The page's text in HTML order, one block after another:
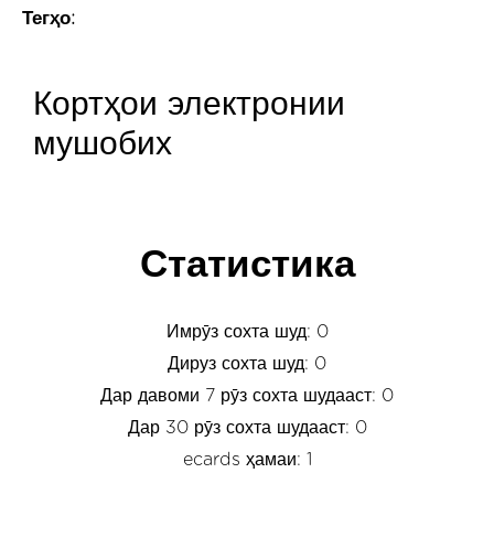
Тегҳо:
Кортҳои электронии
мушобих
Статистика
Имрӯз сохта шуд: 0
Дируз сохта шуд: 0
Дар давоми 7 рӯз сохта шудааст: 0
Дар 30 рӯз сохта шудааст: 0
ecards ҳамаи: 1